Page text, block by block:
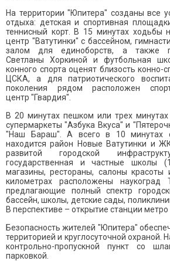
На территории "Юпитера" созданы все
отдыха: детская и спортивная
теннисный корт. В 15 минутах ходьбы
центр "Ватутинки" с бассейном,
залом для единоборств, а также
Светланы Хоркиной и футбольная
конного спорта оценят близость конно-
ЦСКА, а для патриотического
поколения рядом расположен
центр "Гвардия".
В 20 минутах пешком или трех
супермаркеты "Азбука Вкуса" и
"Наш Бараш". А всего в 10 минутах
находится район Новые Ватутинки и
развитой городской
государственная и частные школы
магазины, рестораны, салоны
километрах расположены наукоград
предлагающие полный спектр
бассейн, школы, детские сады,
В перспективе – открытие станции метро
Безопасность жителей "Юпитера"
территорией и круглосуточной охраной.
контрольно-пропускной пункт со
парковкой.